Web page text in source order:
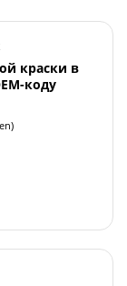
краски в
коду